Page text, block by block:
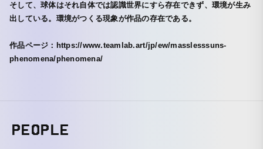
そして、球体はそれ自体では認識世界にすら存在できず、環境が生み
出している。環境がつくる現象が作品の存在である。
作品ページ：https://www.teamlab.art/jp/ew/masslesssuns-
phenomena/phenomena/
PEOPLE